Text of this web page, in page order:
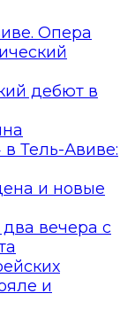
Опера
дебют в
Тель-Авиве:
и новые
вечера с
и